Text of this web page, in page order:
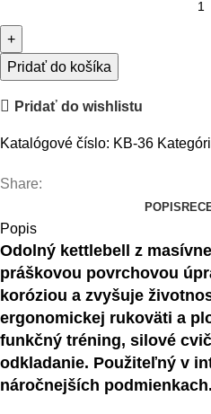
Pridať do košíka
Pridať do wishlistu
Katalógové číslo: KB-36
Share:
POPIS
Popis
Odolný kettlebell z
práškovou povrchovou
koróziou a zvyšuje
ergonomickej rukoväti a
funkčný tréning, silové
odkladanie. Použiteľný v
náročnejších podmienkach.